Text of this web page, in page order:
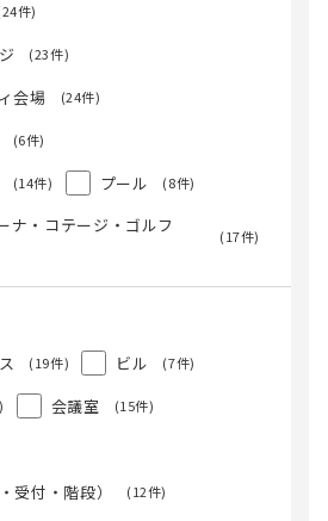
件)
(23件)
会場 (24件)
(6件)
(14件) プール (8件)
ナ・コテージ・ゴルフ
(17件)
(19件) ビル (7件)
会議室 (15件)
受付・階段） (12件)